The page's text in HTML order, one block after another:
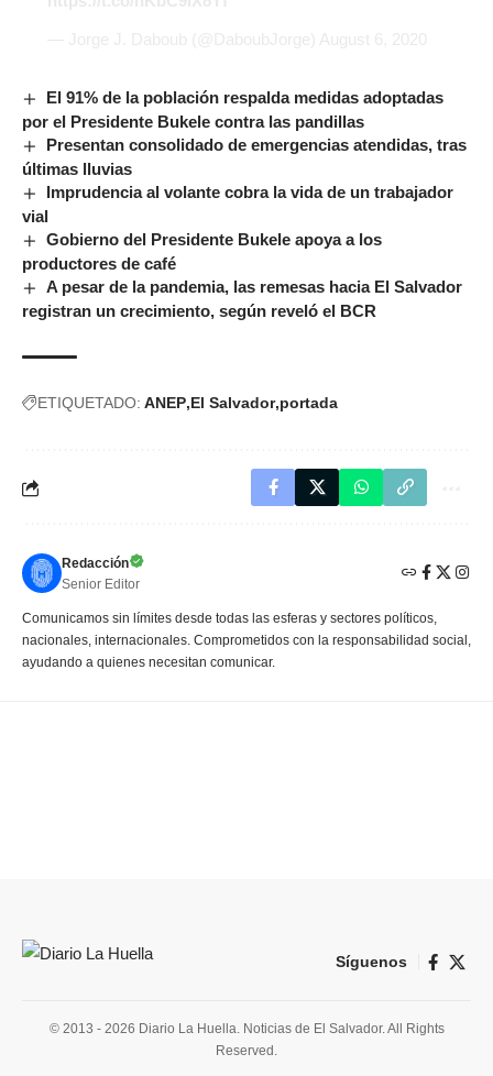
El 91% de la población respalda medidas adoptadas
por el Presidente Bukele contra las pandillas
Presentan consolidado de emergencias atendidas, tras
últimas lluvias
Imprudencia al volante cobra la vida de un trabajador
vial
Gobierno del Presidente Bukele apoya a los
productores de café
A pesar de la pandemia, las remesas hacia El Salvador
registran un crecimiento, según reveló el BCR
ETIQUETADO: ANEP El Salvador portada
Redacción
Senior Editor
Comunicamos sin límites desde todas las esferas y sectores políticos,
nacionales, internacionales. Comprometidos con la responsabilidad social,
ayudando a quienes necesitan comunicar.
Síguenos
© 2013 - 2026 Diario La Huella. Noticias de El Salvador. All Rights
Reserved.